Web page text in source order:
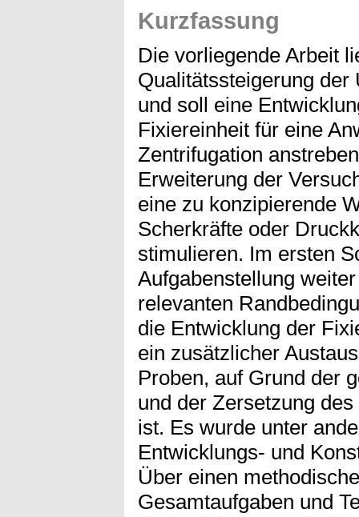
Kurzfassung
Die vorliegende Arbeit
Qualitätssteigerung
und soll eine
Fixiereinheit für eine
Zentrifugation
Erweiterung der
eine zu konzipierende
Scherkräfte oder
stimulieren. Im ersten
Aufgabenstellung
relevanten
die Entwicklung der
ein zusätzlicher
Proben, auf Grund der
und der Zersetzung
ist. Es wurde unter
Entwicklungs- und
Über einen
Gesamtaufgaben und